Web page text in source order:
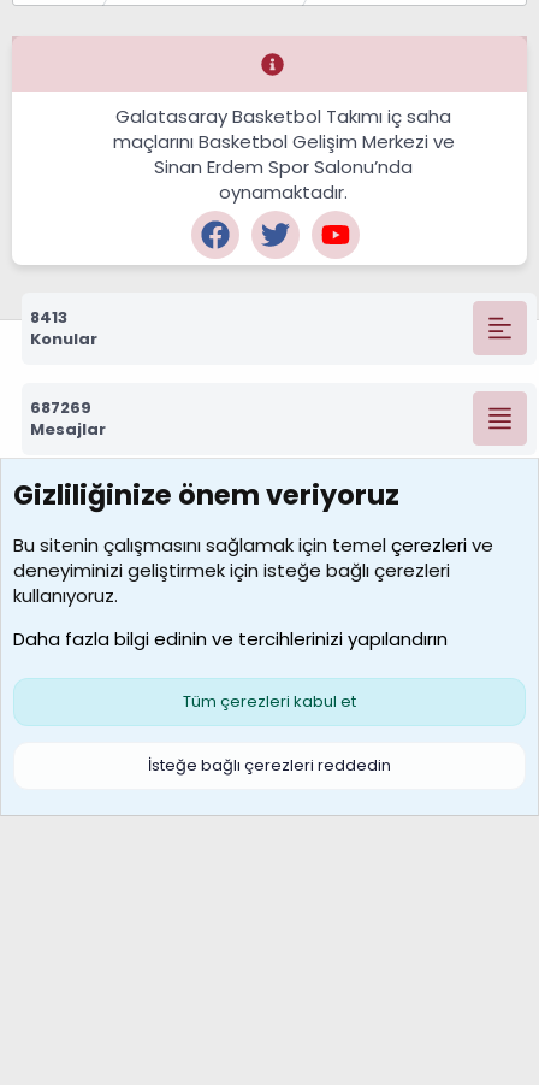
Galatasaray Basketbol Takımı iç saha
maçlarını Basketbol Gelişim Merkezi ve
Sinan Erdem Spor Salonu’nda
oynamaktadır.
8413
Konular
687269
Mesajlar
7388
Kullanıcılar
borabekirogluu
Son üye
Çerezler
S
Gizliliğinize önem veriyoruz
Bu sitenin çalışmasını sağlamak için temelçerezlerive
deneyiminizi geliştirmek için isteğe bağlı çerezleri
kullanıyoruz.
Daha fazla bilgi edinin ve tercihlerinizi yapılandırın
Tüm çerezleri kabul et
İsteğe bağlı çerezleri reddedin